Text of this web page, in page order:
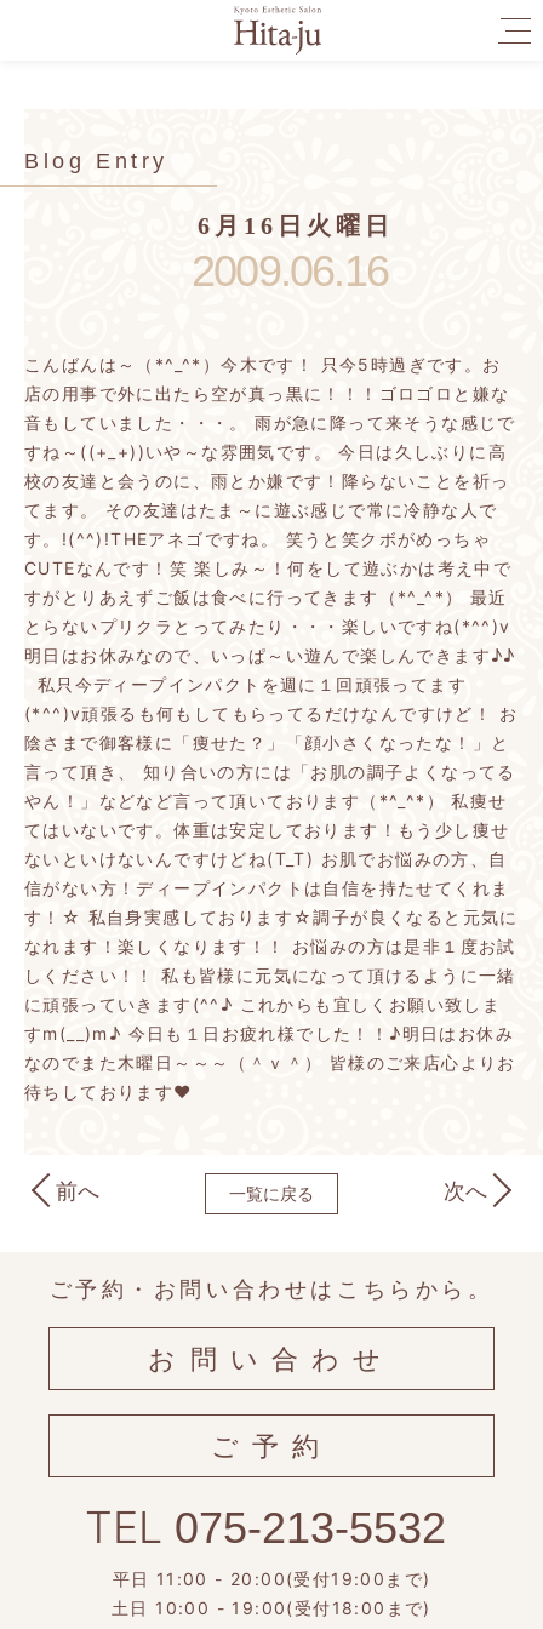
Blog Entry
6月16日火曜日
2009.06.16
こんばんは～（*^_^*）今木です！
只今5時過ぎです。お
店の用事で外に出たら空が真っ黒に！！！ゴロゴロと嫌な
音もしていました・・・。
雨が急に降って来そうな感じで
すね～((+_+))いや～な雰囲気です。
今日は久しぶりに高
校の友達と会うのに、雨とか嫌です！降らないことを祈っ
てます。
その友達はたま～に遊ぶ感じで常に冷静な人で
す。!(^^)!THEアネゴですね。
笑うと笑クボがめっちゃ
CUTEなんです！笑 楽しみ～！何をして遊ぶかは考え中で
すがとりあえずご飯は食べに行ってきます（*^_^*）
最近
とらないプリクラとってみたり・・・楽しいですね(*^^)v
明日はお休みなので、いっぱ～い遊んで楽しんできます♪♪
私只今ディープインパクトを週に１回頑張ってます
(*^^)v頑張るも何もしてもらってるだけなんですけど！
お
陰さまで御客様に「痩せた？」「顔小さくなったな！」と
言って頂き、
知り合いの方には「お肌の調子よくなってる
やん！」などなど言って頂いております（*^_^*）
私痩せ
てはいないです。体重は安定しております！もう少し痩せ
ないといけないんですけどね(T_T) お肌でお悩みの方、自
信がない方！ディープインパクトは自信を持たせてくれま
す！☆ 私自身実感しております☆調子が良くなると元気に
なれます！楽しくなります！！
お悩みの方は是非１度お試
しください！！
私も皆様に元気になって頂けるように一緒
に頑張っていきます(^^♪ これからも宜しくお願い致しま
すm(__)m♪ 今日も１日お疲れ様でした！！♪明日はお休み
なのでまた木曜日～～～（＾ｖ＾）
皆様のご来店心よりお
待ちしております♥
前へ 一覧に戻る 次へ
ご予約・お問い合わせはこちらから。
お問い合わせ
ご予約
TEL 075-213-5532
平日 11:00 - 20:00(受付19:00まで)
土日 10:00 - 19:00(受付18:00まで)